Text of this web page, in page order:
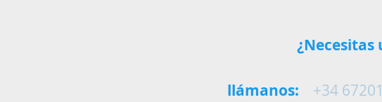
llámanos:
+34
¿Necesitas